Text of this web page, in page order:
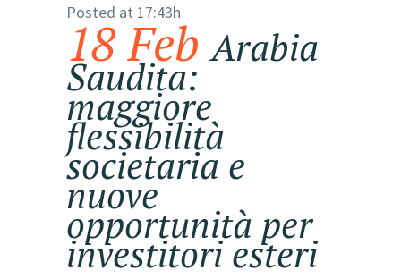
18 Feb Arabia
Saudita:
maggiore
flessibilità
societaria e
nuove
opportunità per
investitori esteri
Posted at 17:43h